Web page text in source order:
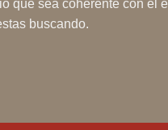
que sea coherente con el
buscando.